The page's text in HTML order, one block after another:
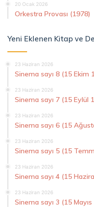
20 Ocak 2026
Orkestra Provası (1978)
Yeni Eklenen Kitap ve
23 Haziran 2026
Sinema sayı 8 (15 Ekim
23 Haziran 2026
Sinema sayı 7 (15 Eylül
23 Haziran 2026
Sinema sayı 6 (15
23 Haziran 2026
Sinema sayı 5 (15
23 Haziran 2026
Sinema sayı 4 (15
23 Haziran 2026
Sinema sayı 3 (15 Mayıs